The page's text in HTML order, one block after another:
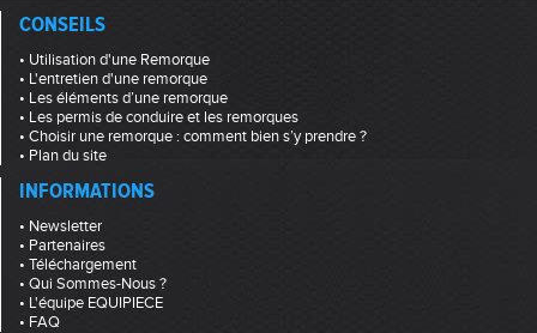
CONSEILS
• Utilisation d'une Remorque
• L'entretien d'une remorque
• Les éléments d’une remorque
• Les permis de conduire et les remorques
• Choisir une remorque : comment bien s’y prendre ?
• Plan du site
INFORMATIONS
• Newsletter
• Partenaires
• Téléchargement
• Qui Sommes-Nous ?
• L'équipe EQUIPIECE
• FAQ